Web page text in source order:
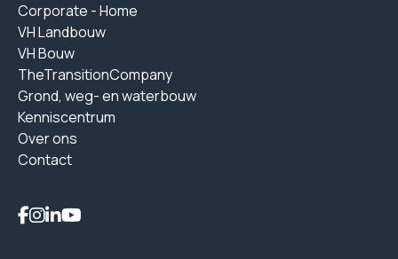
Corporate - Home
VH Landbouw
VH Bouw
TheTransitionCompany
Grond, weg- en waterbouw
Kenniscentrum
Over ons
Contact